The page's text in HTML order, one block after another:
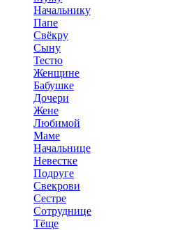
Начальнику
Папе
Свёкру
Сыну
Тестю
Женщине
Бабушке
Дочери
Жене
Любимой
Маме
Начальнице
Невестке
Подруге
Свекрови
Сестре
Сотруднице
Тёще